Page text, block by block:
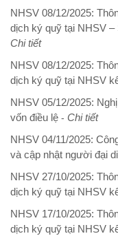
NHSV 08/12/2025:
dịch ký quỹ tại NHSV
Chi tiết
NHSV 08/12/2025:
dịch ký quỹ tại NHSV
NHSV 05/12/2025:
vốn điều lệ - Chi tiết
NHSV 04/11/2025:
và cập nhật người đại
NHSV 27/10/2025:
dịch ký quỹ tại NHSV
NHSV 17/10/2025:
dịch ký quỹ tại NHSV